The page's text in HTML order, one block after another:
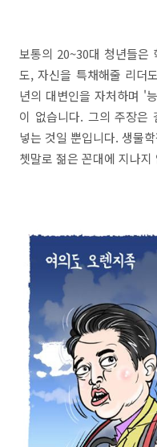
보통의 20~30대 청년들은
도, 자신을 특채해줄 리더
년의 대변인을 자처하며 '
이 없습니다. 그의 주장은
넣는 것일 뿐입니다. 생물
쳇말로 젊은 꼰대에 지나지